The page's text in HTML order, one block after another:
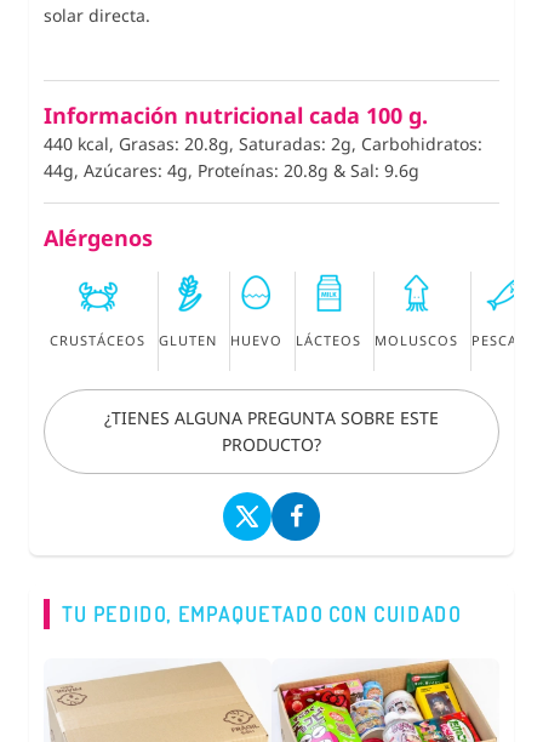
solar directa.
Información nutricional cada 100 g.
440 kcal, Grasas: 20.8g, Saturadas: 2g, Carbohidratos:
44g, Azúcares: 4g, Proteínas: 20.8g & Sal: 9.6g
Alérgenos
CRUSTÁCEOS GLUTEN HUEVO LÁCTEOS MOLUSCOS PESCADO
¿TIENES ALGUNA PREGUNTA SOBRE ESTE
PRODUCTO?
TU PEDIDO, EMPAQUETADO CON CUIDADO